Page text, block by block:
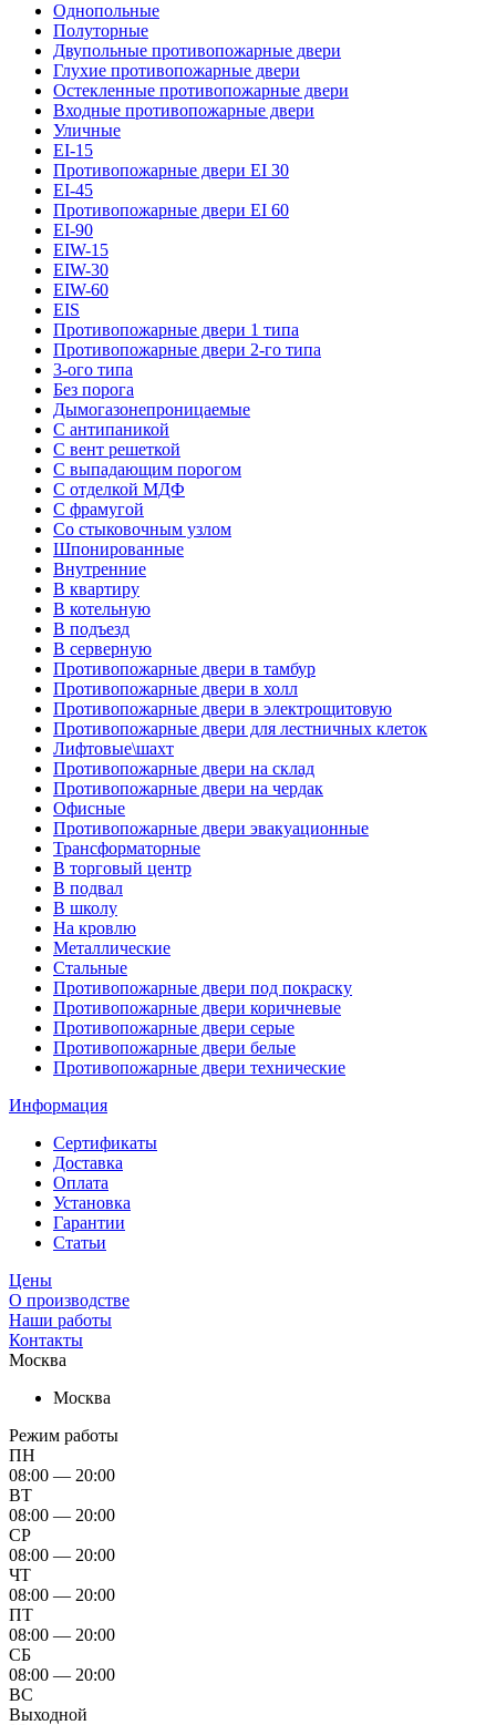
Однопольные
Полуторные
Двупольные противопожарные двери
Глухие противопожарные двери
Остекленные противопожарные двери
Входные противопожарные двери
Уличные
EI-15
Противопожарные двери EI 30
EI-45
Противопожарные двери EI 60
EI-90
EIW-15
EIW-30
EIW-60
EIS
Противопожарные двери 1 типа
Противопожарные двери 2-го типа
3-ого типа
Без порога
Дымогазонепроницаемые
С антипаникой
С вент решеткой
С выпадающим порогом
С отделкой МДФ
С фрамугой
Со стыковочным узлом
Шпонированные
Внутренние
В квартиру
В котельную
В подъезд
В серверную
Противопожарные двери в тамбур
Противопожарные двери в холл
Противопожарные двери в электрощитовую
Противопожарные двери для лестничных клеток
Лифтовые\шахт
Противопожарные двери на склад
Противопожарные двери на чердак
Офисные
Противопожарные двери эвакуационные
Трансформаторные
В торговый центр
В подвал
В школу
На кровлю
Металлические
Стальные
Противопожарные двери под покраску
Противопожарные двери коричневые
Противопожарные двери серые
Противопожарные двери белые
Противопожарные двери технические
Информация
Сертификаты
Доставка
Оплата
Установка
Гарантии
Статьи
Цены
О производстве
Наши работы
Контакты
Москва
Москва
Режим работы
ПН
08:00 — 20:00
ВТ
08:00 — 20:00
СР
08:00 — 20:00
ЧТ
08:00 — 20:00
ПТ
08:00 — 20:00
СБ
08:00 — 20:00
ВС
Выходной